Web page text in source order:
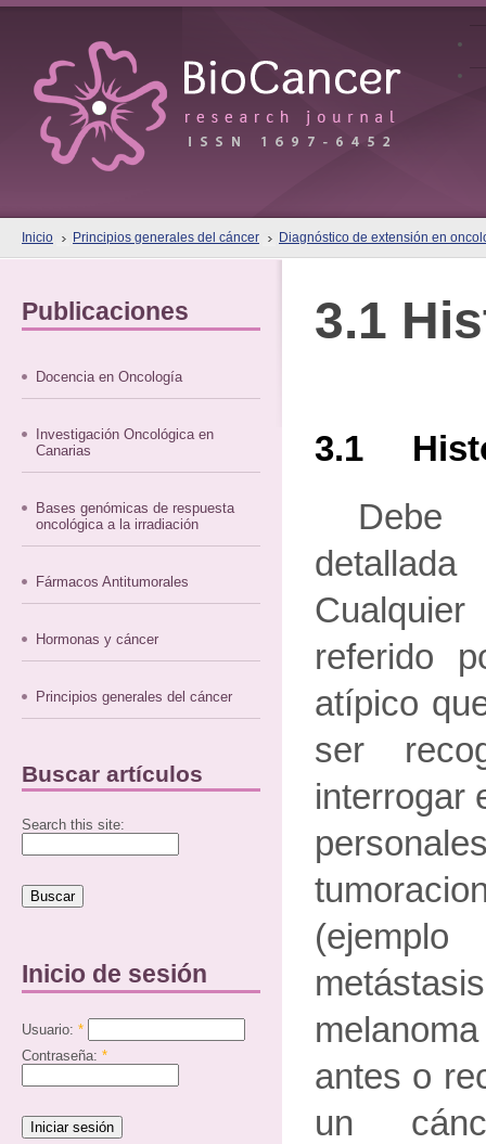
Inicio Principios generales del cáncer Diagnóstico de extensión en
Publicaciones
Docencia en Oncología
Investigación Oncológica en
Canarias
Bases genómicas de respuesta
oncológica a la irradiación
Fármacos Antitumorales
Hormonas y cáncer
Principios generales del cáncer
Buscar artículos
Search this site:
Inicio de sesión
Usuario: *
Contraseña: *
3.1
3.1
Debe
referido
atípico
ser
interrogar
antes o
un